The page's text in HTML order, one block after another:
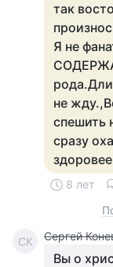
так
Я не
не
спешить
сразу
8 лет
СК Сергей
Вы о